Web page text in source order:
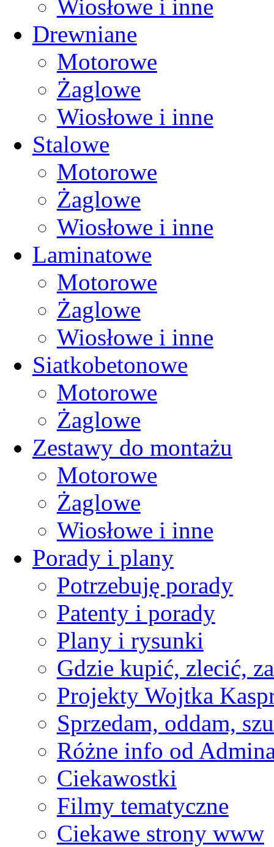
Wiosłowe i inne
Drewniane
Motorowe
Żaglowe
Wiosłowe i inne
Stalowe
Motorowe
Żaglowe
Wiosłowe i inne
Laminatowe
Motorowe
Żaglowe
Wiosłowe i inne
Siatkobetonowe
Motorowe
Żaglowe
Zestawy do montażu
Motorowe
Żaglowe
Wiosłowe i inne
Porady i plany
Potrzebuję porady
Patenty i porady
Plany i rysunki
Gdzie kupić, zlecić,
Projekty Wojtka
Sprzedam, oddam,
Różne info od
Ciekawostki
Filmy tematyczne
Ciekawe strony www